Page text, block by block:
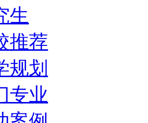
生
推荐
规划
专业